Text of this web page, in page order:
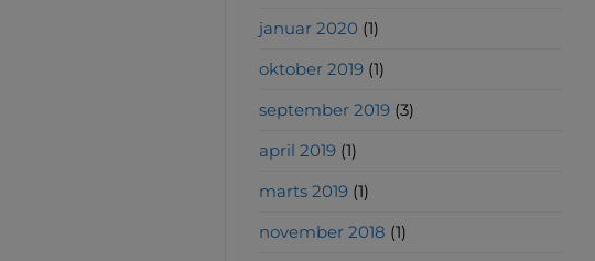
januar 2020 (1)
oktober 2019 (1)
september 2019 (3)
april 2019 (1)
marts 2019 (1)
november 2018 (1)